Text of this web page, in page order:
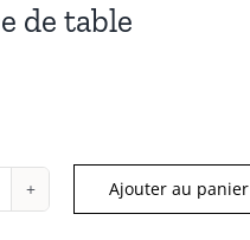
de table
Ajouter au panier